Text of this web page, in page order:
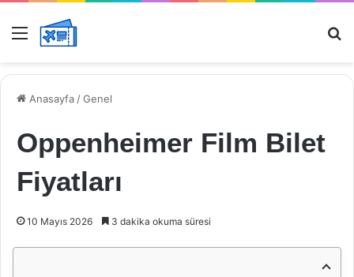
Menü
Anasayfa /Genel
Oppenheimer Film Bilet
Fiyatları
10 Mayıs 2026 3 dakika okuma süresi